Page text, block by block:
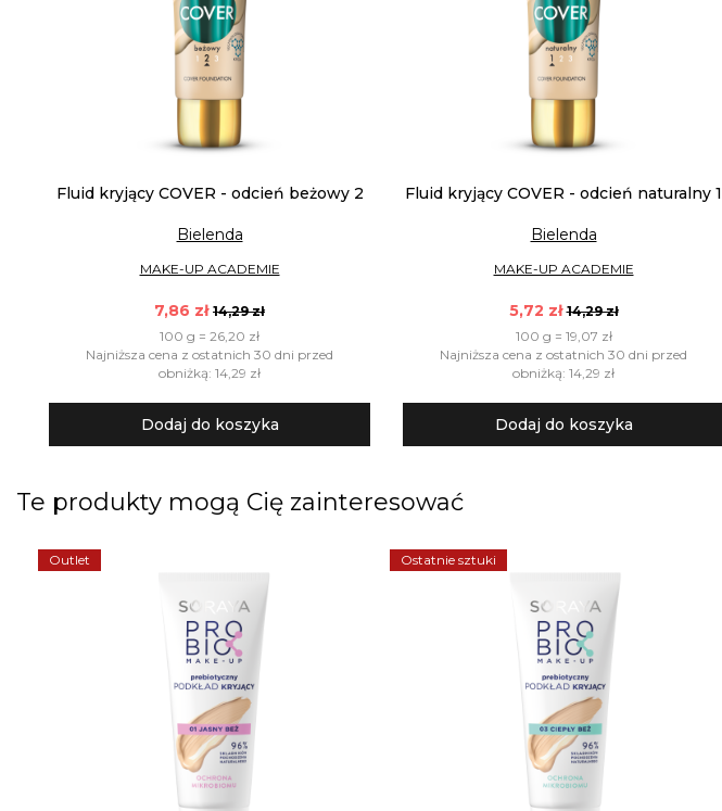
Fluid kryjący COVER - odcień beżowy 2
Bielenda
MAKE-UP ACADEMIE
7,86 zł 14,29 zł
100 g = 26,20 zł
Najniższa cena z ostatnich 30 dni przed
obniżką: 14,29 zł
Dodaj do koszyka
Fluid kryjący COVER - odcień naturalny 1
Bielenda
MAKE-UP ACADEMIE
5,72 zł 14,29 zł
100 g = 19,07 zł
Najniższa cena z ostatnich 30 dni przed
obniżką: 14,29 zł
Dodaj do koszyka
Te produkty mogą Cię zainteresować
Outlet Ostatnie sztuki